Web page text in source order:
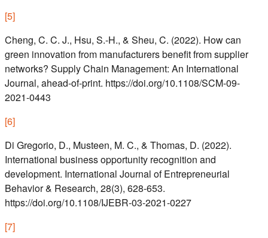
[5]
Cheng, C. C. J., Hsu, S.-H., & Sheu, C. (2022). How can
green innovation from manufacturers benefit from supplier
networks? Supply Chain Management: An International
Journal, ahead-of-print. https://doi.org/10.1108/SCM-09-
2021-0443
[6]
Di Gregorio, D., Musteen, M. C., & Thomas, D. (2022).
International business opportunity recognition and
development. International Journal of Entrepreneurial
Behavior & Research, 28(3), 628-653.
https://doi.org/10.1108/IJEBR-03-2021-0227
[7]